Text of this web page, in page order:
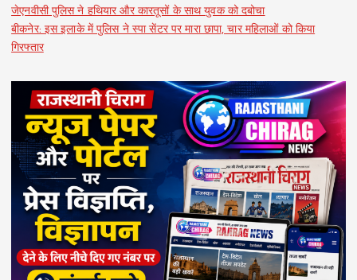
जेएनवीसी पुलिस ने हथियार और कारतूसों के साथ युवक को दबोचा
बीकनेर: इस इलाके में पुलिस ने स्पा सेंटर पर मारा छापा, चार महिलाओं को किया
गिरफ्तार